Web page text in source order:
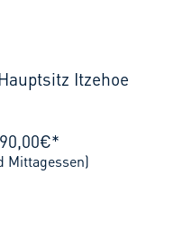
Hauptsitz Itzehoe
Mittagessen)